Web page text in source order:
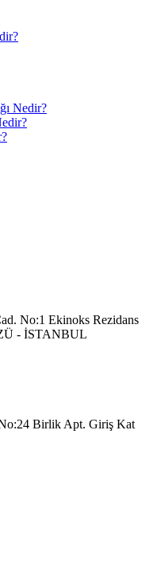
Nedir?
No:1 Ekinoks Rezidans
- İSTANBUL
Birlik Apt. Giriş Kat